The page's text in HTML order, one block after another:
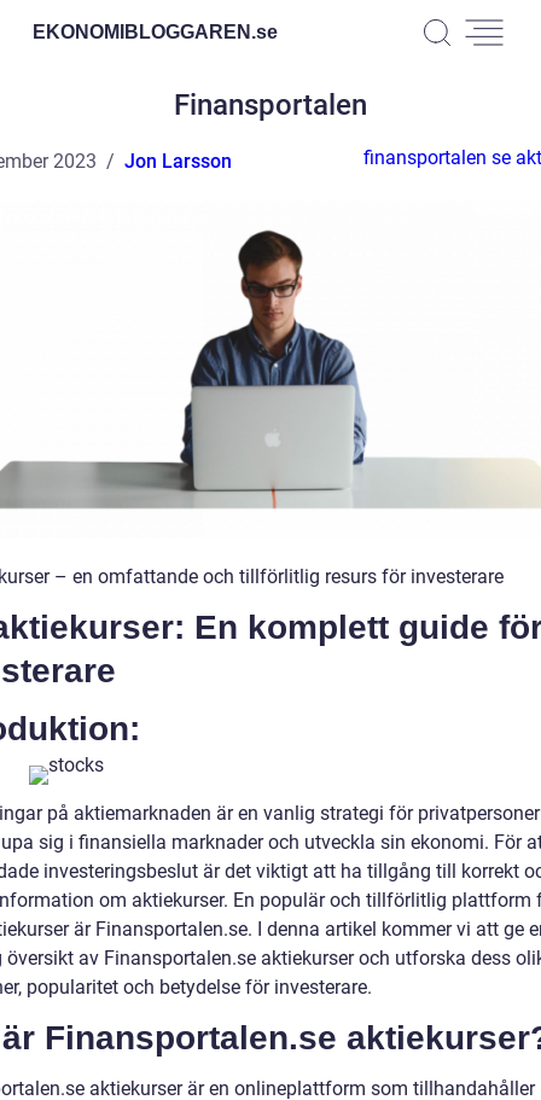
EKONOMIBLOGGAREN.se
Finansportalen
2023 Jon Larsson finansportalen se
– en omfattande och tillförlitlig resurs för investerare
En komplett guide
på aktiemarknaden är en vanlig strategi för
sig i finansiella marknader och utveckla sin ekonomi. För
investeringsbeslut är det viktigt att ha tillgång till korrekt
om aktiekurser. En populär och tillförlitlig plattform
är Finansportalen.se. I denna artikel kommer vi att ge
översikt av Finansportalen.se aktiekurser och utforska dess
popularitet och betydelse för investerare.
Finansportalen.se
aktiekurser är en onlineplattform som tillhandahåller